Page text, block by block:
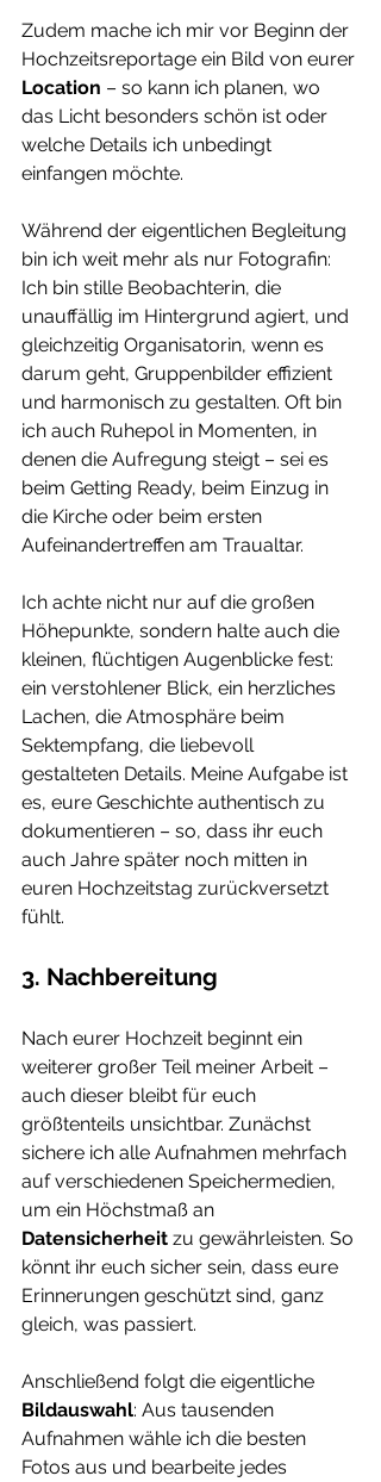
Zudem mache ich mir vor Beginn der
Hochzeitsreportage ein Bild von eurer
Location – so kann ich planen, wo
das Licht besonders schön ist oder
welche Details ich unbedingt
einfangen möchte.
Während der eigentlichen Begleitung
bin ich weit mehr als nur Fotografin:
Ich bin stille Beobachterin, die
unauffällig im Hintergrund agiert, und
gleichzeitig Organisatorin, wenn es
darum geht, Gruppenbilder effizient
und harmonisch zu gestalten. Oft bin
ich auch Ruhepol in Momenten, in
denen die Aufregung steigt – sei es
beim Getting Ready, beim Einzug in
die Kirche oder beim ersten
Aufeinandertreffen am Traualtar.
Ich achte nicht nur auf die großen
Höhepunkte, sondern halte auch die
kleinen, flüchtigen Augenblicke fest:
ein verstohlener Blick, ein herzliches
Lachen, die Atmosphäre beim
Sektempfang, die liebevoll
gestalteten Details. Meine Aufgabe ist
es, eure Geschichte authentisch zu
dokumentieren – so, dass ihr euch
auch Jahre später noch mitten in
euren Hochzeitstag zurückversetzt
fühlt.
3. Nachbereitung
Nach eurer Hochzeit beginnt ein
weiterer großer Teil meiner Arbeit –
auch dieser bleibt für euch
größtenteils unsichtbar. Zunächst
sichere ich alle Aufnahmen mehrfach
auf verschiedenen Speichermedien,
um ein Höchstmaß an
Datensicherheit zu gewährleisten. So
könnt ihr euch sicher sein, dass eure
Erinnerungen geschützt sind, ganz
gleich, was passiert.
Anschließend folgt die eigentliche
Bildauswahl: Aus tausenden
Aufnahmen wähle ich die besten
Fotos aus und bearbeite jedes